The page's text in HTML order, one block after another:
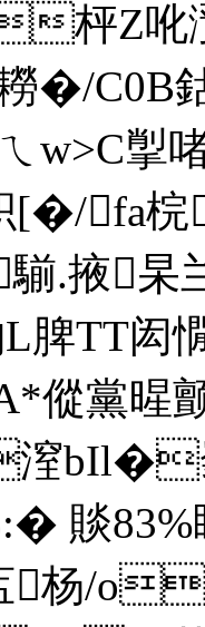
枰Z
�/C0B
揱啫
fa梡
.掖杲
L脾TT
黨暒颤
嵡r
賧
杨/o